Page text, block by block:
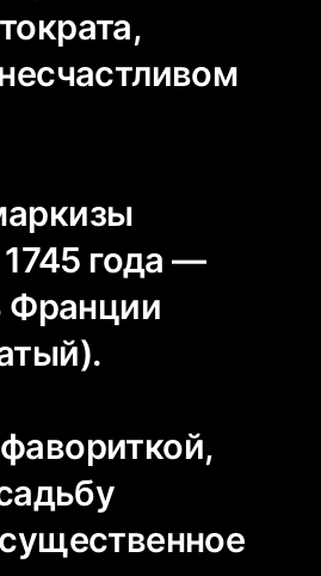
года —
Франции